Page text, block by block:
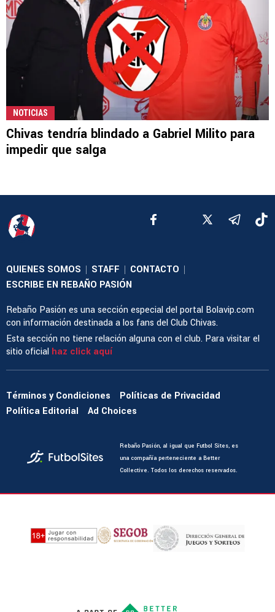
NOTICIAS
Chivas tendría blindado a Gabriel Milito para
impedir que salga
QUIENES SOMOS | STAFF | CONTACTO |
ESCRIBE EN REBAÑO PASIÓN
Rebaño Pasión es una sección especial del portal Bolavip.com
con información destinada a los fans del Club Chivas.
Esta sección no tiene relación alguna con el club. Para visitar el
sitio oficial haz click aquí
Términos y Condiciones
Políticas de Privacidad
Política Editorial
Ad Choices
Rebaño Pasión, al igual que Futbol Sites, es
una compañía perteneciente a Better
Collective. Todos los derechos reservados.